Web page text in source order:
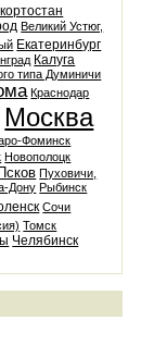
Великий Устюг,
Екатеринбург
Калуга
типа Думиничи
Краснодар
Москва
Фоминск
Новополоцк
Пуховичи,
Дону Рыбинск
Сочи
Томск
Челябинск